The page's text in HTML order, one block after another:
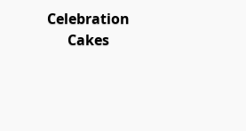
Celebration
Cakes